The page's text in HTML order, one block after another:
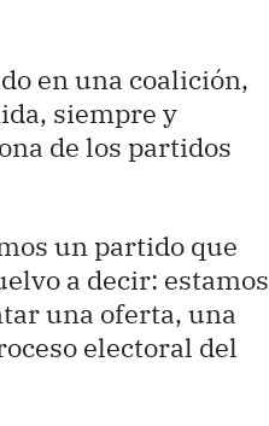
en una coalición,
siempre y
de los partidos
un partido que
a decir: estamos
una oferta, una
electoral del